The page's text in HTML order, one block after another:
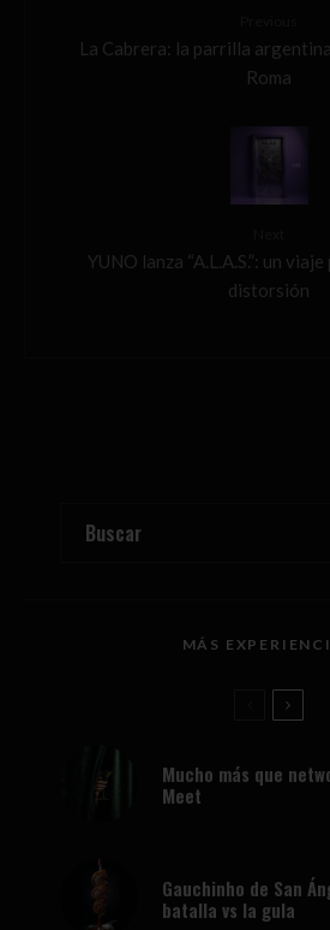
La Cabrera: la parrilla
Roma
YUNO lanza “A.L.A.S.”: un
distorsión
MÁS
Mucho más que
Meet
Gauchinho de San
batalla vs la gula